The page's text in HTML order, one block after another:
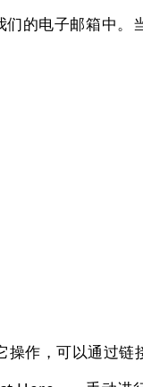
电子邮箱中。
，可以通过链